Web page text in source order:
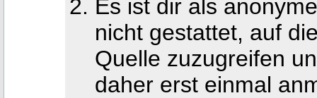
Es ist dir als
nicht gestattet, auf
Quelle zuzugreifen
daher erst einmal